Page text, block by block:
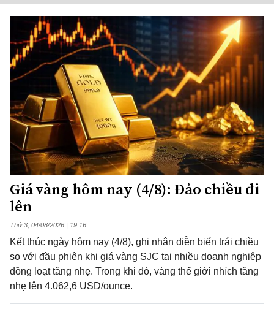
Giá vàng hôm nay (4/8): Đảo chiều đi
lên
Thứ 3, 04/08/2026 | 19:16
Kết thúc ngày hôm nay (4/8), ghi nhận diễn biến trái chiều
so với đầu phiên khi giá vàng SJC tại nhiều doanh nghiệp
đồng loạt tăng nhẹ. Trong khi đó, vàng thế giới nhích tăng
nhẹ lên 4.062,6 USD/ounce.